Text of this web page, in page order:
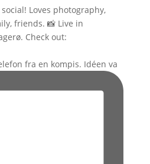
Loves photography,
friends. 📸 Live in
Check out:
fra en kompis. Idéen va